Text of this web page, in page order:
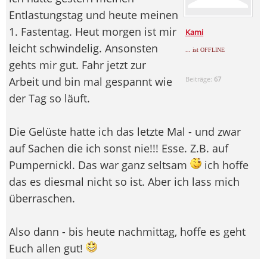
Kami
... ist OFFLINE
Beiträge: 67
Entlastungstag und heute meinen
1. Fastentag. Heut morgen ist mir
leicht schwindelig. Ansonsten
gehts mir gut. Fahr jetzt zur
Arbeit und bin mal gespannt wie
der Tag so läuft.
Die Gelüste hatte ich das letzte Mal - und zwar
auf Sachen die ich sonst nie!!! Esse. Z.B. auf
Pumpernickl. Das war ganz seltsam
ich hoffe
das es diesmal nicht so ist. Aber ich lass mich
überraschen.
Also dann - bis heute nachmittag, hoffe es geht
Euch allen gut!